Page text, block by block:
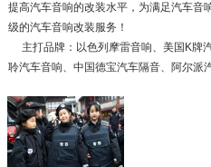
提高汽车音响的改装水平，为满足汽车
级的汽车音响改装服务！
主打品牌：以色列摩雷音响、美国K牌
聆汽车音响、中国德宝汽车隔音、阿尔派汽